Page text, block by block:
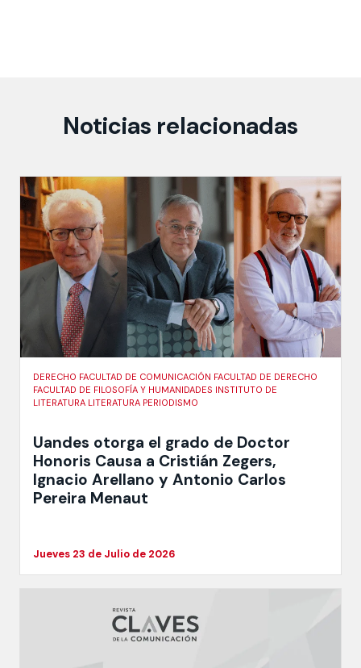
Noticias relacionadas
DERECHO FACULTAD DE COMUNICACIÓN FACULTAD DE DERECHO
FACULTAD DE FILOSOFÍA Y HUMANIDADES INSTITUTO DE
LITERATURA LITERATURA PERIODISMO
Uandes otorga el grado de Doctor
Honoris Causa a Cristián Zegers,
Ignacio Arellano y Antonio Carlos
Pereira Menaut
Jueves 23 de Julio de 2026